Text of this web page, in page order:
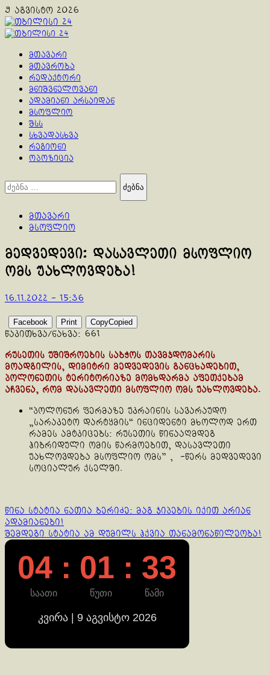
Skip
to
content
9 აგვისტო 2026
Primary
მთავარი
მთავრობა
რედაქტორი
მნიშვნელოვანი
ადამიანი არსაიდან
მსოფლიო
შსს
სხვადასხვა
რეგიონი
ოპოზიცია
ძებნა:
მთავარი
მსოფლიო
მედვედევი: დასავლეთი მსოფლიო
ომს უახლოვდება!
16.11.2022 - 15:36
Facebook Print CopyCopied
წაკითხვა/ნახვა: 661
რუსეთის უშიშროების საბჭოს თავმჯდომარის
მოადგილის, დიმიტრი მედვედევის განცხადებით,
პოლონეთის ტერიტორიაზე მომხდარმა აფეთქებამ
აჩვენა, რომ დასავლეთი მსოფლიო ომს უახლოვდება.
“პოლონურ ფერმაზე უკრაინის სავარაუდო
„სარაკეტო დარტყმის“ ინციდენტი მხოლოდ ერთ
რამეს ამტკიცებს: რუსეთის წინააღმდეგ
ჰიბრიდული ომის წარმოებით, დასავლეთი
უახლოვდება მსოფლიო ომს” , -წერს მედვედევი
სოციალურ ქსელში.
Continue
Reading
წინა სტატია ნათია ბერიძე: მაგ ჯიპების იქით არიან
ადამიანები!
შემდეგი სტატია ამ დუმილს ჰქვია თანამონაწილეობა!
04 : 01 : 33
საათი წუთი წამი
კვირა | 9 აგვისტო 2026